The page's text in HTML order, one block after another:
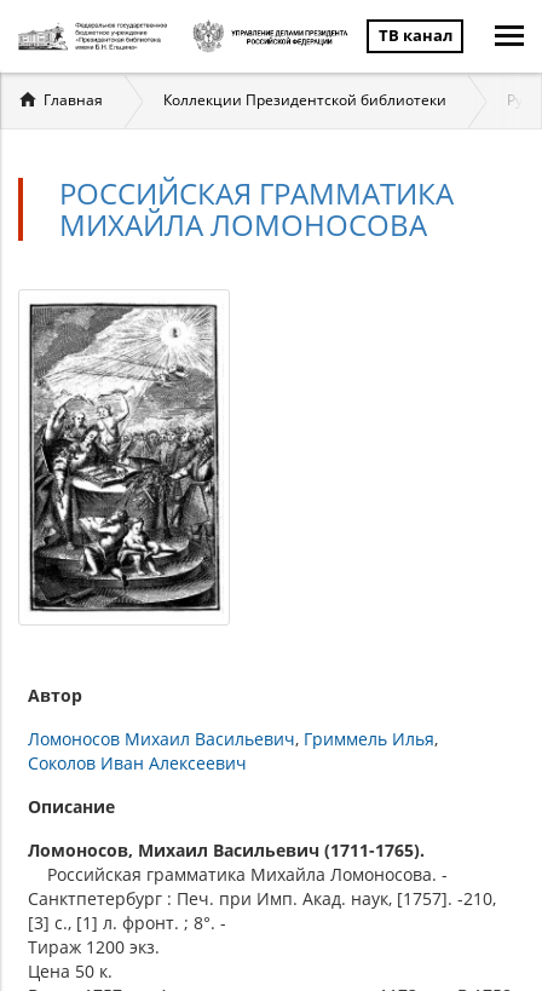
ТВ канал
Вы
здесь
Главная Коллекции Президентской библиотеки
РОССИЙСКАЯ ГРАММАТИКА
МИХАЙЛА ЛОМОНОСОВА
Автор
Ломоносов Михаил Васильевич Гриммель Илья
Соколов Иван Алексеевич
Описание
Ломоносов, Михаил Васильевич (1711-1765).
Российская грамматика Михайла Ломоносова. -
Санктпетербург : Печ. при Имп. Акад. наук, [1757]. -210,
[3] с., [1] л. фронт. ; 8°. -
Тираж 1200 экз.
Цена 50 к.